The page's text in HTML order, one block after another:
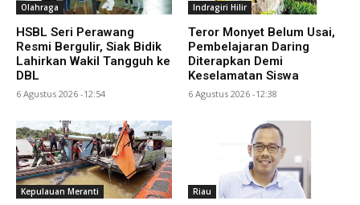
Olahraga
HSBL Seri Perawang
Resmi Bergulir, Siak Bidik
Lahirkan Wakil Tangguh ke
DBL
6 Agustus 2026 -12:54
Indragiri Hilir
Teror Monyet Belum Usai,
Pembelajaran Daring
Diterapkan Demi
Keselamatan Siswa
6 Agustus 2026 -12:38
Kepulauan Meranti Riau